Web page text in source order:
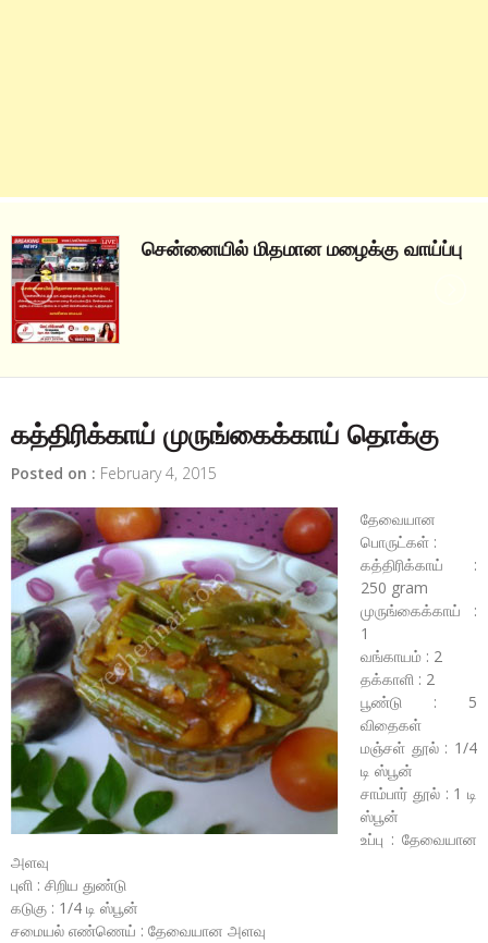
சென்னையில் மிதமான மழைக்கு வாய்ப்பு
கத்திரிக்காய் முருங்கைக்காய் தொக்கு
Posted on : February 4, 2015
தேவையான
பொருட்கள் :
கத்திரிக்காய் :
250 gram
முருங்கைக்காய் :
1
வங்காயம் : 2
தக்காளி : 2
பூண்டு : 5
விதைகள்
மஞ்சள் தூல் : 1/4
டி ஸ்பூன்
சாம்பார் தூல் : 1 டி
ஸ்பூன்
உப்பு : தேவையான
அளவு
புளி : சிறிய துண்டு
கடுகு : 1/4 டி ஸ்பூன்
சமையல் எண்ணெய் : தேவையான அளவு